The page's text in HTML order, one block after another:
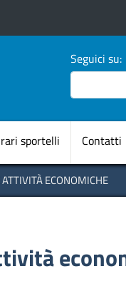
Seguici su:
Cerca
principale
sportelli Contatti
ECONOMICHE